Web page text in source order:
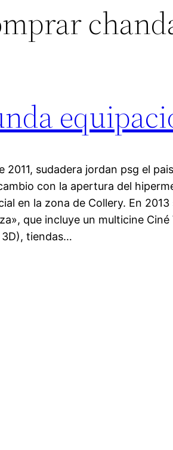
sudadera jordan psg el
con la apertura del
en la zona de Collery. En 2013
que incluye un multicine Ciné
3D), tiendas…